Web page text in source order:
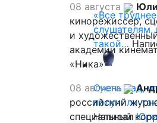
«Все
слушателям,
такой…
Очень рад,
получили
Написал
08 августа
кинорежиссер,
и
академии
«Ника»
08 августа
российский
специальный